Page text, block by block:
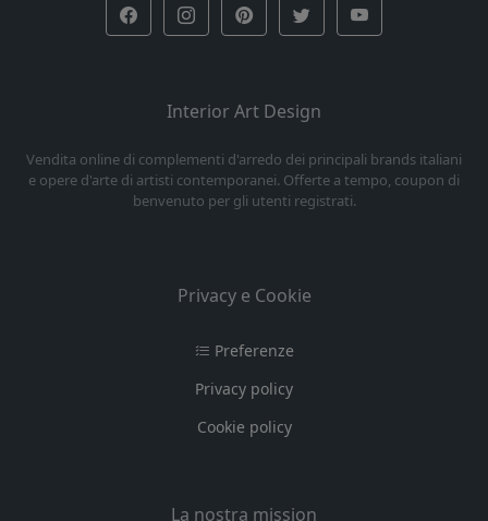
Interior Art Design
Vendita online di complementi d'arredo dei principali brands italiani
e opere d'arte di artisti contemporanei. Offerte a tempo, coupon di
benvenuto per gli utenti registrati.
Privacy e Cookie
Preferenze
Privacy policy
Cookie policy
La nostra mission